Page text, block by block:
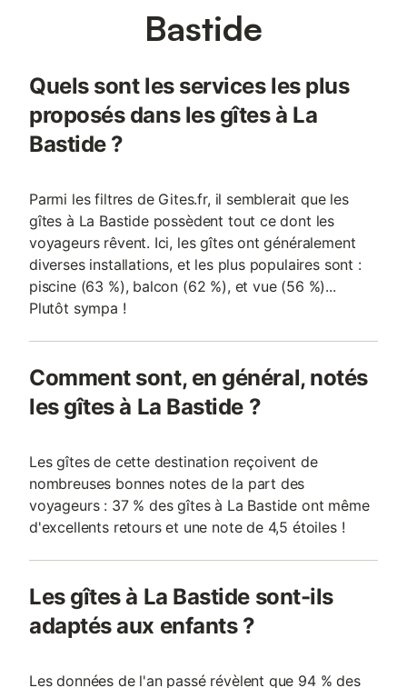
Bastide
Quels sont les services les plus
proposés dans les gîtes à La
Bastide ?
Parmi les filtres de Gites.fr, il semblerait que les
gîtes à La Bastide possèdent tout ce dont les
voyageurs rêvent. Ici, les gîtes ont généralement
diverses installations, et les plus populaires sont :
piscine (63 %), balcon (62 %), et vue (56 %)...
Plutôt sympa !
Comment sont, en général, notés
les gîtes à La Bastide ?
Les gîtes de cette destination reçoivent de
nombreuses bonnes notes de la part des
voyageurs : 37 % des gîtes à La Bastide ont même
d'excellents retours et une note de 4,5 étoiles !
Les gîtes à La Bastide sont-ils
adaptés aux enfants ?
Les données de l'an passé révèlent que 94 % des